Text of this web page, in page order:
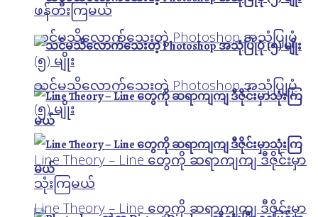
သင်မသိလောက်သေးတဲ့ Photoshop အသုံပြုပုံ
(၅) မျိုး
Line Theory – Line တွေကို ဆရာကျကျ ဒီဇိုင်းမှာ
သုံးကြမယ်
ဖန်တီးကြမယ်
သင်မသိလောက်သေးတဲ့ Photoshop အသုံပြုပုံ
(၅) မျိုး
Line Theory – Line တွေကို ဆရာကျကျ ဒီဇိုင်းမှာ